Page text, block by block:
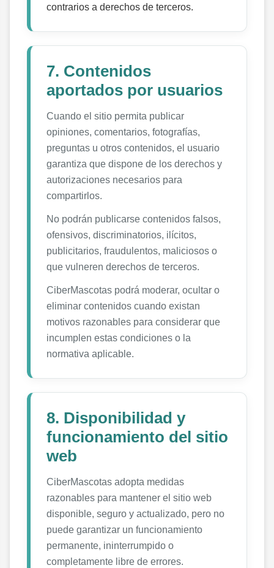
contrarios a derechos de terceros.
7. Contenidos
aportados por usuarios
Cuando el sitio permita publicar
opiniones, comentarios, fotografías,
preguntas u otros contenidos, el usuario
garantiza que dispone de los derechos y
autorizaciones necesarios para
compartirlos.
No podrán publicarse contenidos falsos,
ofensivos, discriminatorios, ilícitos,
publicitarios, fraudulentos, maliciosos o
que vulneren derechos de terceros.
CiberMascotas podrá moderar, ocultar o
eliminar contenidos cuando existan
motivos razonables para considerar que
incumplen estas condiciones o la
normativa aplicable.
8. Disponibilidad y
funcionamiento del sitio
web
CiberMascotas adopta medidas
razonables para mantener el sitio web
disponible, seguro y actualizado, pero no
puede garantizar un funcionamiento
permanente, ininterrumpido o
completamente libre de errores.